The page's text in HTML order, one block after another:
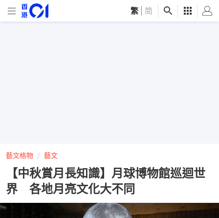
繁 简
藝文格物 藝文
【中秋賞月長知識】月球博物館巡迴世
界 各地月亮文化大不同